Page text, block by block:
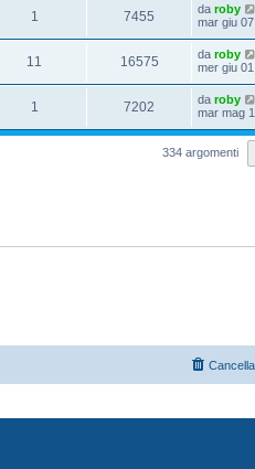
1 7455 da roby
mar giu
11 16575 da roby
mer giu
1 7202 da roby
mar mag
334 argomenti